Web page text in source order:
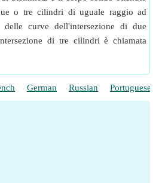
o tre cilindri di uguale raggio ad
delle curve dell'intersezione di due
di tre cilindri è chiamata
German Russian Portuguese